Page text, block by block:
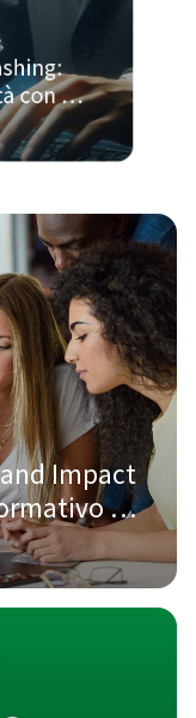
con
Impact
del